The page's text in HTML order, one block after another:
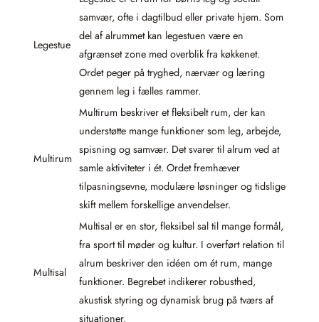
Legestue
samvær, ofte i dagtilbud eller private hjem. Som
del af alrummet kan legestuen være en
afgrænset zone med overblik fra køkkenet.
Ordet peger på tryghed, nærvær og læring
gennem leg i fælles rammer.
Multirum
Multirum beskriver et fleksibelt rum, der kan
understøtte mange funktioner som leg, arbejde,
spisning og samvær. Det svarer til alrum ved at
samle aktiviteter i ét. Ordet fremhæver
tilpasningsevne, modulære løsninger og tidslige
skift mellem forskellige anvendelser.
Multisal
Multisal er en stor, fleksibel sal til mange formål,
fra sport til møder og kultur. I overført relation til
alrum beskriver den idéen om ét rum, mange
funktioner. Begrebet indikerer robusthed,
akustisk styring og dynamisk brug på tværs af
situationer.